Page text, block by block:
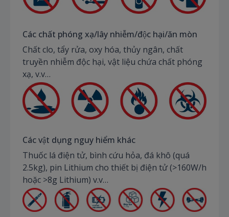
Các chất phóng xạ/lây nhiễm/độc hại/ăn mòn
Chất clo, tẩy rửa, oxy hóa, thủy ngân, chất
truyền nhiễm độc hại, vật liệu chứa chất phóng
xạ, v.v…
Các vật dụng nguy hiểm khác
Thuốc lá điện tử, bình cứu hỏa, đá khô (quá
2.5kg), pin Lithium cho thiết bị điện tử (>160W/h
hoặc >8g Lithium) v.v…